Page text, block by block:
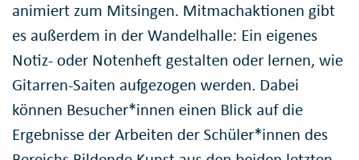
animiert zum Mitsingen. Mitmachaktionen gibt
es außerdem in der Wandelhalle: Ein eigenes
Notiz- oder Notenheft gestalten oder lernen, wie
Gitarren-Saiten aufgezogen werden. Dabei
können Besucher*innen einen Blick auf die
Ergebnisse der Arbeiten der Schüler*innen des